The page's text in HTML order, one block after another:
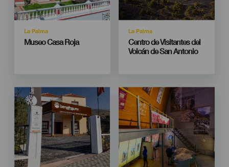
Isla
La Palma
Titular
Museo Casa Roja
Isla
La Palma
Titular
Centro de Visitantes del
Volcán de San Antonio
Imagen
Listado
Imagen
Imagen
Listado
Imagen